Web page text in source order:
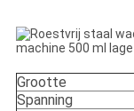
Grootte
Spanning